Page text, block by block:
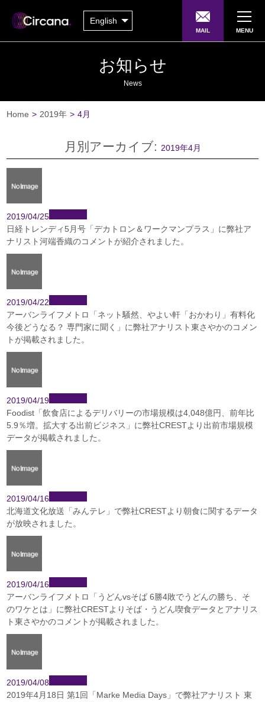
English
MAIL MENU
お知らせ
News
Home > 2019年 > 4月
月別アーカイブ: 2019年4月
2019/04/25
日経トレンディ5月号「デカトロン＆ワークマンプラス」に弊社ア
ナリスト河端香織のコメントが紹介されました。
2019/04/22
アーバンライフメトロ「ネット騒然、やよい軒「おかわり」有料化
今後どうなる？ 専門家に聞く」に弊社アナリスト東さやかのコメン
トが掲載されました。
2019/04/19
Foodist「飲食店によるデリバリーの市場規模は4,048億円、前年比
5.9％増。拡大する出前ビジネス」に弊社CRESTより出前市場規模
データが掲載されました。
2019/04/16
北海道文化放送「みんテレ」で弊社CRESTより朝食に関するデータ
が放映されました。
2019/04/16
アーバンライフメトロ「うどんvsそば 6勝4敗でうどんの勝ち、そ
のワケとは」に弊社CRESTよりそば・うどん喫食データとアナリス
ト東さやかのコメントが掲載されました。
2019/04/08
2019年4月18日 第1回「Marke Media Days」で弊社アナリスト 東